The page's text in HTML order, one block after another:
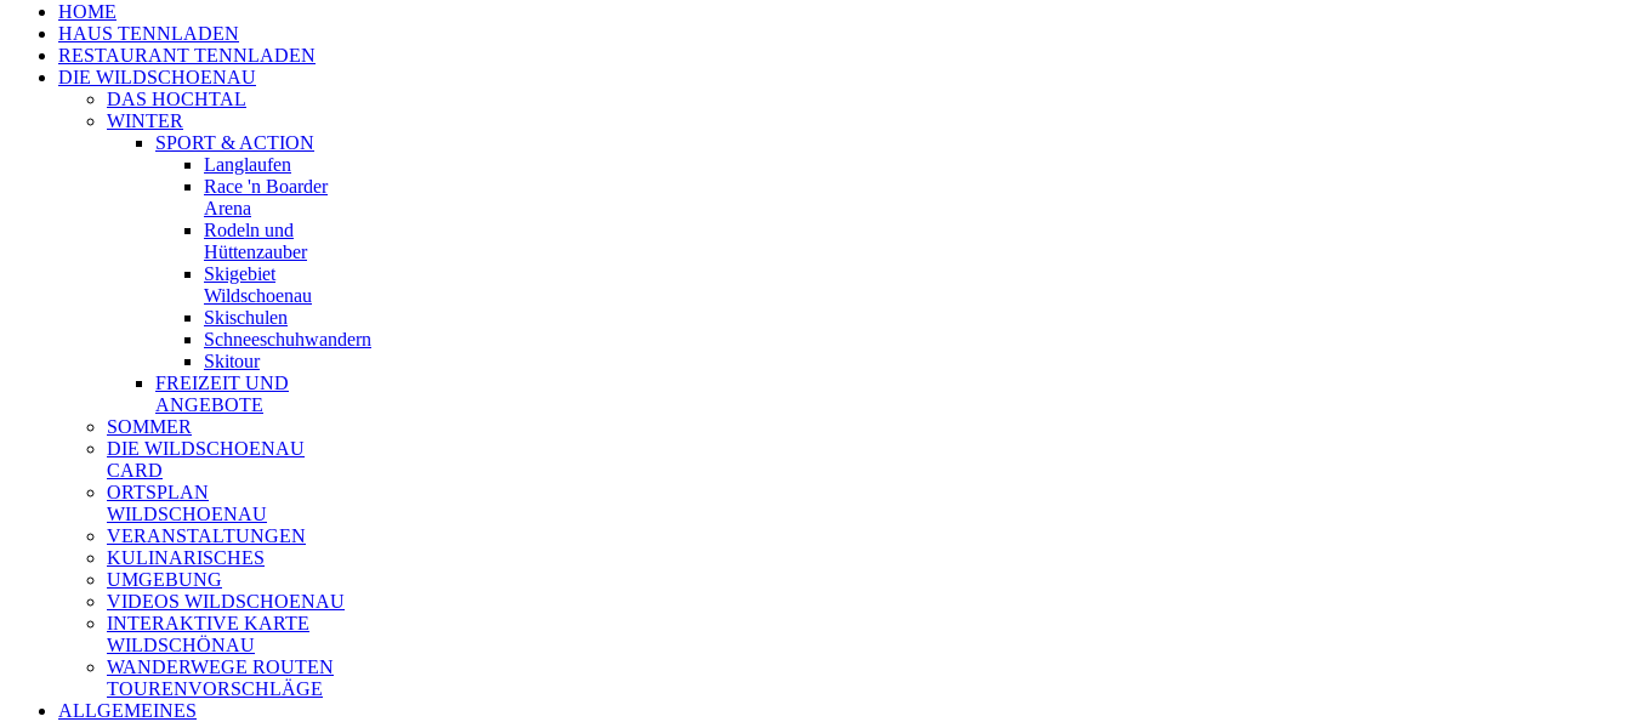
HOME
HAUS TENNLADEN
RESTAURANT TENNLADEN
DIE WILDSCHOENAU
DAS HOCHTAL
WINTER
SPORT & ACTION
Langlaufen
Race 'n Boarder
Arena
Rodeln und
Hüttenzauber
Skigebiet
Wildschoenau
Skischulen
Schneeschuhwandern
Skitour
FREIZEIT UND
ANGEBOTE
SOMMER
DIE WILDSCHOENAU
CARD
ORTSPLAN
WILDSCHOENAU
VERANSTALTUNGEN
KULINARISCHES
UMGEBUNG
VIDEOS WILDSCHOENAU
INTERAKTIVE KARTE
WILDSCHÖNAU
WANDERWEGE ROUTEN
TOURENVORSCHLÄGE
ALLGEMEINES